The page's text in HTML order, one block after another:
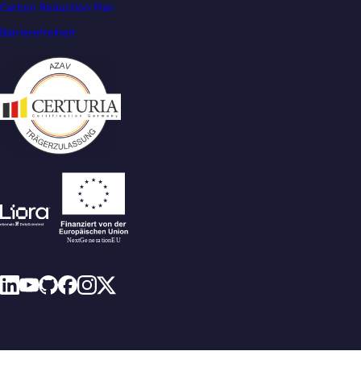
Carbon Reduction Plan
Barrierefreiheit